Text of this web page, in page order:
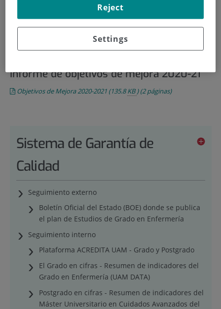
Informe de objetivos de mejora 2021-22
Objetivos de Mejora 2021-2022(125.1KB
Informe de objetivos de mejora 2020-21
Objetivos de Mejora 2020-2021(135.8KB)(2 páginas)
Sistema de Garantía de
Calidad
Seguimiento externo
Boletín Oficial del Estado (BOE) donde se publica
el plan de Estudios de Grado en Enfermería
Seguimiento interno
Plataforma ACREDITA UAM - Grado y Postgrado
El Grado en cifras - Resumen de indicadores del
Grado en Enfermería (UAM DATA)
Postgrado en cifras - Resumen de indicadores del
Máster Universitario en Cuidados Avanzados del
Settings
Reject